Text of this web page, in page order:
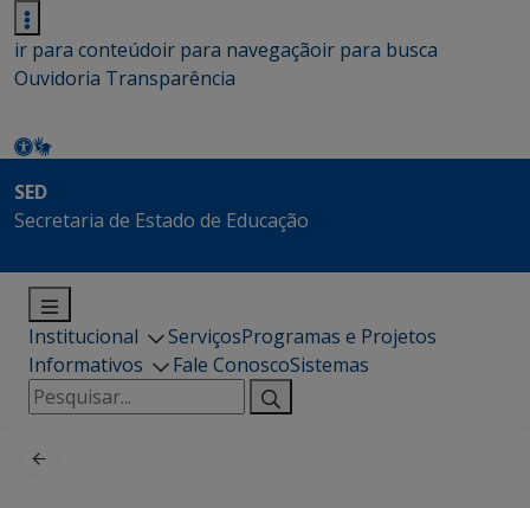
ir para conteúdoir para navegaçãoir para busca
Ouvidoria Transparência
SED
Secretaria de Estado de Educação
Institucional ServiçosProgramas e Projetos
Informativos
Fale ConoscoSistemas
Pesquisar
por: